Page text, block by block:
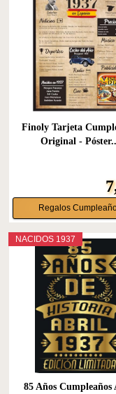
Finoly Tarjeta
Original -
Regalos
NACIDOS 1937
85 Años Cumpleaños